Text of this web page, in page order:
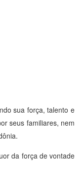
sua força, talento e
seus familiares, nem
da força de vontade